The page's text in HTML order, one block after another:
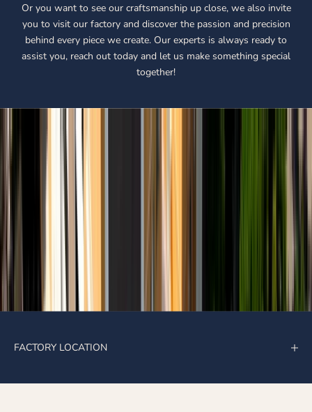
Or you want to see our craftsmanship up close, we also invite
you to visit our factory and discover the passion and precision
behind every piece we create. Our experts is always ready to
assist you, reach out today and let us make something special
together!
FACTORY LOCATION